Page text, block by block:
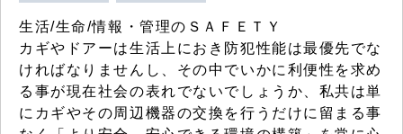
生活/生命/情報・管理のＳＡＦＥＴＹ
カギやドアーは生活上におき防犯性能は最優先でな
ければなりませんし、その中でいかに利便性を求め
る事が現在社会の表れでないでしょうか、私共は単
にカギやその周辺機器の交換を行うだけに留まる事